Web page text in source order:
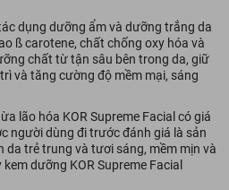
dụng dưỡng ẩm và dưỡng trắng da
ß carotene, chất chống oxy hóa và
chất từ tận sâu bên trong da, giữ
và tăng cường độ mềm mại, sáng
lão hóa KOR Supreme Facial có giá
người dùng đi trước đánh giá là sản
da trẻ trung và tươi sáng, mềm mịn và
dưỡng KOR Supreme Facial